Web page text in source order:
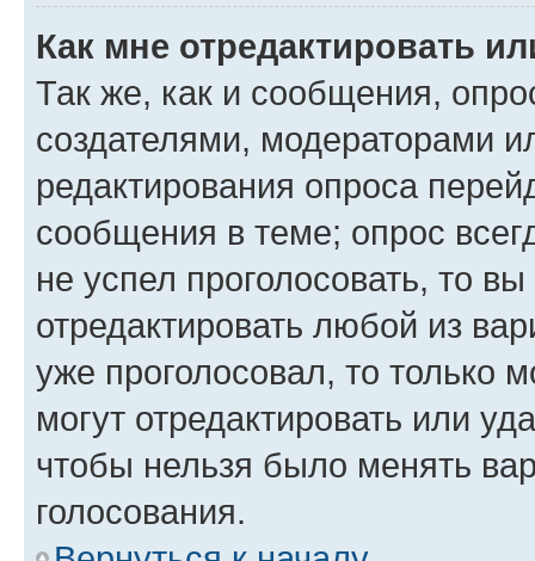
Как мне отредактировать
Так же, как и сообщения,
создателями, модераторами
редактирования опроса
сообщения в теме; опрос
не успел проголосовать, то
отредактировать любой из
уже проголосовал, то только
могут отредактировать или
чтобы нельзя было менять
голосования.